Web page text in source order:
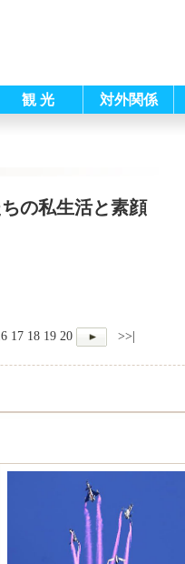
観 光 対外関係
の私生活と素顔
17 18 19 20 >>|